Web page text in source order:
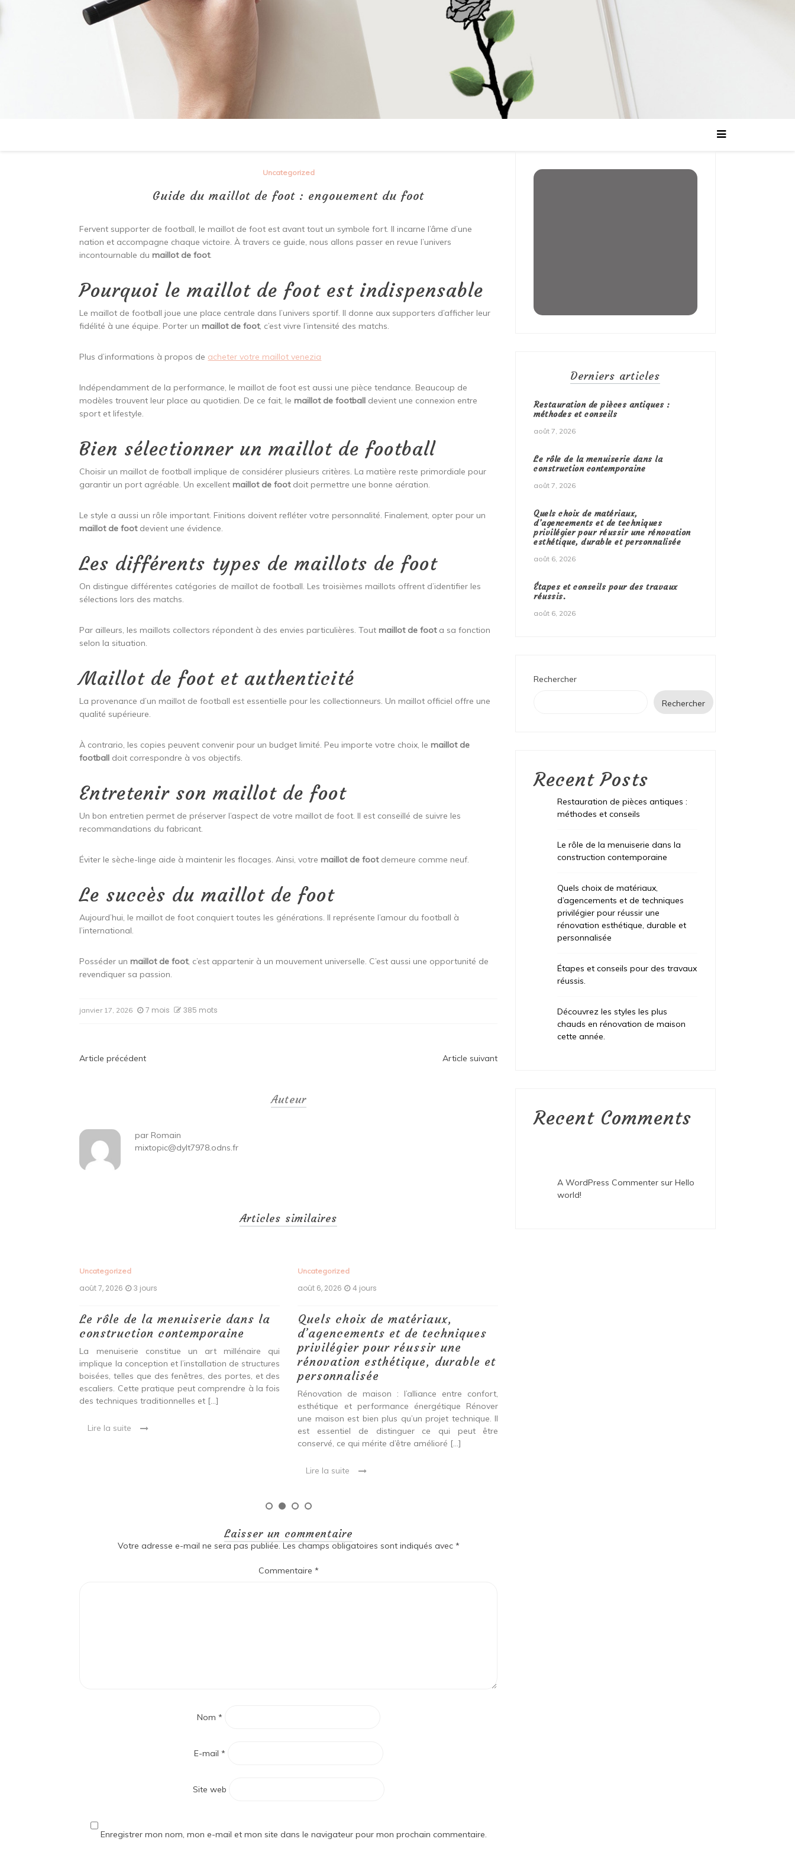
Uncategorized
Guide du maillot de foot : engouement du foot
Fervent supporter de football, le maillot de foot est avant tout un symbole fort. Il incarne l’âme d’une
nation et accompagne chaque victoire. À travers ce guide, nous allons passer en revue l’univers
incontournable du maillot de foot.
Pourquoi le maillot de foot est indispensable
Le maillot de football joue une place centrale dans l’univers sportif. Il donne aux supporters d’afficher leur
fidélité à une équipe. Porter un maillot de foot, c’est vivre l’intensité des matchs.
Plus d’informations à propos de acheter votre maillot venezia
Indépendamment de la performance, le maillot de foot est aussi une pièce tendance. Beaucoup de
modèles trouvent leur place au quotidien. De ce fait, le maillot de football devient une connexion entre
sport et lifestyle.
Bien sélectionner un maillot de football
Choisir un maillot de football implique de considérer plusieurs critères. La matière reste primordiale pour
garantir un port agréable. Un excellent maillot de footdoit permettre une bonne aération.
Le style a aussi un rôle important. Finitions doivent refléter votre personnalité. Finalement, opter pour un
maillot de footdevient une évidence.
Les différents types de maillots de foot
On distingue différentes catégories de maillot de football. Les troisièmes maillots offrent d’identifier les
sélections lors des matchs.
Par ailleurs, les maillots collectors répondent à des envies particulières. Tout maillot de foota sa fonction
selon la situation.
Maillot de foot et authenticité
La provenance d’un maillot de football est essentielle pour les collectionneurs. Un maillot officiel offre une
qualité supérieure.
À contrario, les copies peuvent convenir pour un budget limité. Peu importe votre choix, le maillot de
football doit correspondre à vos objectifs.
Entretenir son maillot de foot
Un bon entretien permet de préserver l’aspect de votre maillot de foot. Il est conseillé de suivre les
recommandations du fabricant.
Éviter le sèche-linge aide à maintenir les flocages. Ainsi, votre maillot de footdemeure comme neuf.
Le succès du maillot de foot
Aujourd’hui, le maillot de foot conquiert toutes les générations. Il représente l’amour du football à
l’international.
Posséder un maillot de foot, c’est appartenir à un mouvement universelle. C’est aussi une opportunité de
revendiquer sa passion.
janvier 17, 2026 7 mois 385 mots
Navigation
Article précédent Article suivant
Auteur
par Romain
mixtopic@dylt7978.odns.fr
Articles similaires
Uncategorized
août 7, 2026 3 jours
Le rôle de la menuiserie dans la
construction contemporaine
La menuiserie constitue un art millénaire qui
implique la conception et l’installation de structures
boisées, telles que des fenêtres, des portes, et des
escaliers. Cette pratique peut comprendre à la fois
des techniques traditionnelles et […]
Lire la suite
Uncategorized
août 6, 2026 4 jours
Quels choix de matériaux,
d’agencements et de techniques
privilégier pour réussir une
rénovation esthétique, durable et
personnalisée
Rénovation de maison : l’alliance entre confort,
esthétique et performance énergétique Rénover
une maison est bien plus qu’un projet technique. Il
est essentiel de distinguer ce qui peut être
conservé, ce qui mérite d’être amélioré […]
Lire la suite
Laisser un commentaire
Votre adresse e-mail ne sera pas publiée. Les champs obligatoires sont indiqués avec *
Commentaire *
Nom *
E-mail *
Site web
Enregistrer mon nom, mon e-mail et mon site dans le navigateur pour mon prochain commentaire.
Derniers articles
Restauration de pièces antiques :
méthodes et conseils
août 7, 2026
Le rôle de la menuiserie dans la
construction contemporaine
août 7, 2026
Quels choix de matériaux,
d’agencements et de techniques
privilégier pour réussir une rénovation
esthétique, durable et personnalisée
août 6, 2026
Étapes et conseils pour des travaux
réussis.
août 6, 2026
Rechercher
Rechercher
Recent Posts
Restauration de pièces antiques :
méthodes et conseils
Le rôle de la menuiserie dans la
construction contemporaine
Quels choix de matériaux,
d’agencements et de techniques
privilégier pour réussir une
rénovation esthétique, durable et
personnalisée
Étapes et conseils pour des travaux
réussis.
Découvrez les styles les plus
chauds en rénovation de maison
cette année.
Recent Comments
A WordPress Commenter surHello
world!